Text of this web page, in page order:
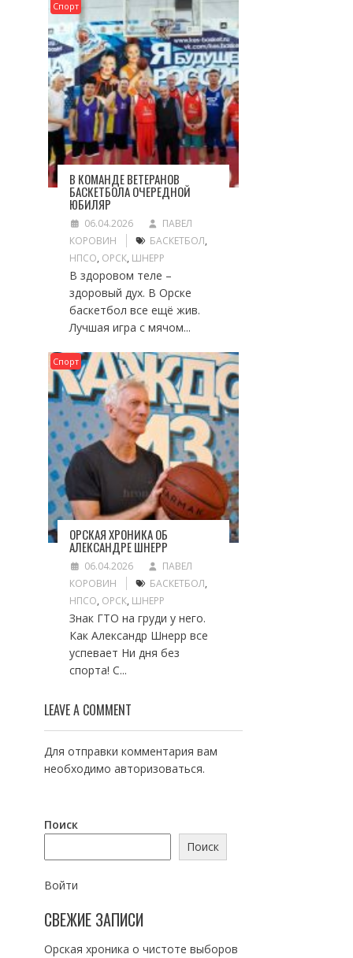
Спорт
В КОМАНДЕ ВЕТЕРАНОВ
БАСКЕТБОЛА ОЧЕРЕДНОЙ
ЮБИЛЯР
06.04.2026
ПАВЕЛ
КОРОВИН
БАСКЕТБОЛ,
НПСО, ОРСК, ШНЕРР
В здоровом теле –
здоровый дух. В Орске
баскетбол все ещё жив.
Лучшая игра с мячом...
Спорт
ОРСКАЯ ХРОНИКА ОБ
АЛЕКСАНДРЕ ШНЕРР
06.04.2026
ПАВЕЛ
КОРОВИН
БАСКЕТБОЛ,
НПСО, ОРСК, ШНЕРР
Знак ГТО на груди у него.
Как Александр Шнерр все
успевает Ни дня без
спорта! С...
LEAVE A COMMENT
Для отправки комментария вам
необходимоавторизоваться.
Поиск
Поиск
Войти
СВЕЖИЕ ЗАПИСИ
Орская хроника о чистоте выборов